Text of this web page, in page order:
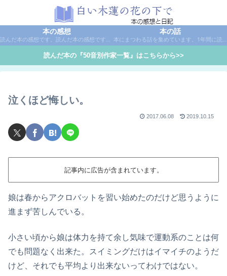
本の感想
読んだ本の感想です。読んだ本の感想です。本は作家名で50音別に分類しています。
本の話
本にまつわる話を集めています。1年間に読んだ本の総括や、本に関する話題など。
読んだ本の『50音別作家一覧』はこちらから>>
泣くほど悔しい。
2017.06.08 2019.10.15
記事内に広告が含まれています。
娘は春からアクロバットを習い始めたのだけど思うように
進まず苦しんでいる。
小さい頃から娘は体力を持て余し気味で運動系のことは何
でも問題なく出来た。スイミングだけはイマイチのようだ
けど、それでも平均より出来ないってわけではない。